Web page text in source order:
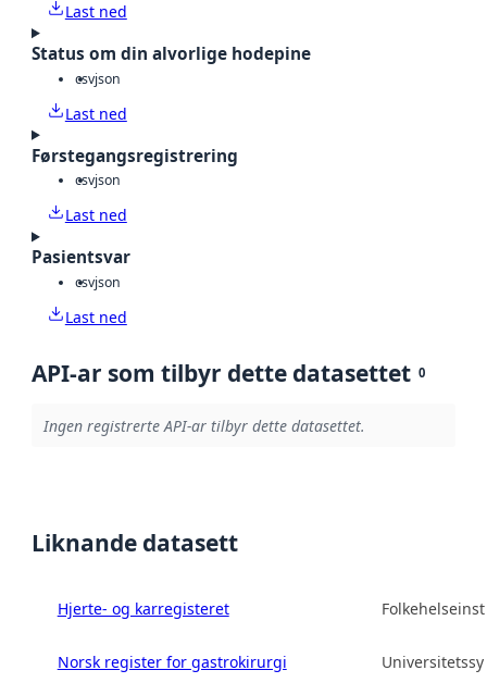
Last ned
Status om din alvorlige hodepine
csvjson
Last ned
Førstegangsregistrering
csvjson
Last ned
Pasientsvar
csvjson
Last ned
API-ar som tilbyr dette datasettet 0
Ingen registrerte API-ar tilbyr dette datasettet.
Liknande datasett
Hjerte- og karregisteret
Norsk register for gastrokirurgi